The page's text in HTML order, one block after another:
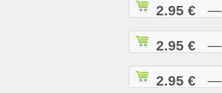
2.95 € —
2.95 € —
2.95 € —